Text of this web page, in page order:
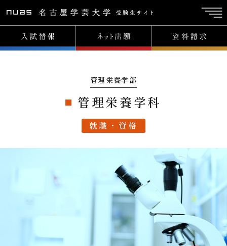
総合型選抜 入試説明会&対策講座
オープンキャンパス
管理栄養学部
管理栄養学科
就職・資格